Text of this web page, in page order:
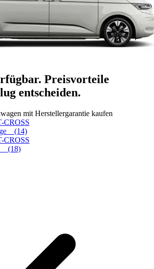
Preisvorteile
entscheiden.
mit Herstellergarantie kaufen
CROSS
(14)
CROSS
(18)